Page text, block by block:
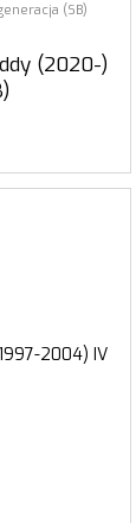
(SB)
(2020-)